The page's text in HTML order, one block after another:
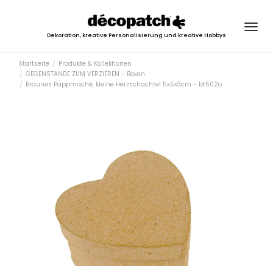
Dekoration, kreative Personalisierung und kreative Hobbys
Startseite
Produkte & Kollektionen
GEGENSTÄNDE ZUM VERZIEREN - Boxen
Braunes Pappmaché, kleine Herzschachtel 5x5x3cm - bt502o